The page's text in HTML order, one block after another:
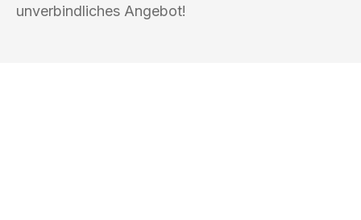
unverbindliches Angebot!